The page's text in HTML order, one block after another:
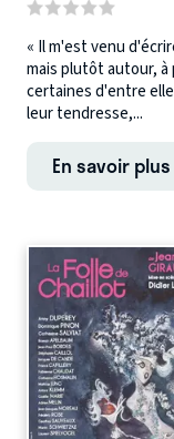
« Il m'est venu
mais plutôt autour,
certaines d'entre
leur tendresse,...
En savoir plus